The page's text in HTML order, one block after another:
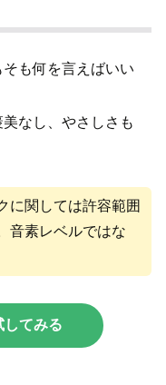
そも何を言えばいい
美なし、やさしさも
に関しては許容範囲
音素レベルではな
してみる